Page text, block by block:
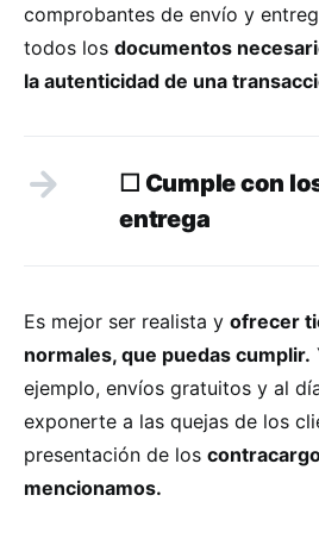
comprobantes de envío y
todos los documentos
la autenticidad de una
☐ Cumple con
entrega
Es mejor ser realista y ofrecer
normales, que puedas cumplir.
ejemplo, envíos gratuitos y al
exponerte a las quejas de los
presentación de los
mencionamos.